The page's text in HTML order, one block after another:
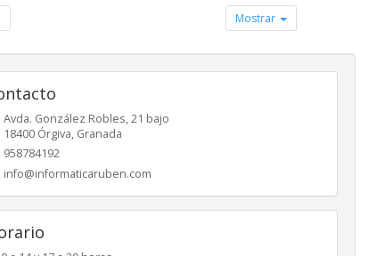
Mostrar
Avda. González Robles, 21 bajo
18400 Órgiva, Granada
958784192
info@informaticaruben.com